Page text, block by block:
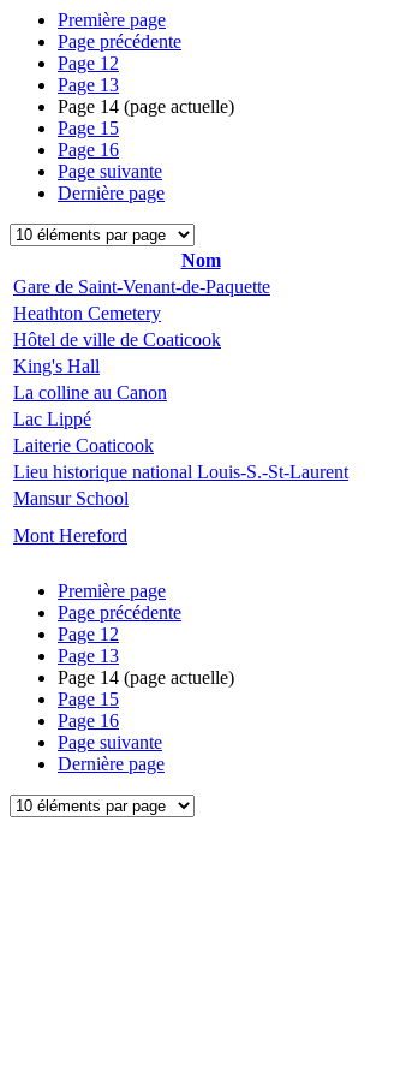
Première page
Page précédente
Page 12
Page 13
Page 14 (page actuelle)
Page 15
Page 16
Page suivante
Dernière page
Nom
Gare de Saint-Venant-de-Paquette
Heathton Cemetery
Hôtel de ville de Coaticook
King's Hall
La colline au Canon
Lac Lippé
Laiterie Coaticook
Lieu historique national Louis-S.-St-Laurent
Mansur School
Mont Hereford
Première page
Page précédente
Page 12
Page 13
Page 14 (page actuelle)
Page 15
Page 16
Page suivante
Dernière page